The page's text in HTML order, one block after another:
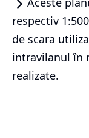
respectiv
de scara
intravilanul în
realizate.